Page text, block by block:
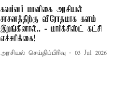
கவர்னர் மாளிகை அரசியல்
சாசனத்திற்கு விரோதமாக களம்
இறங்கினால்.. - மார்க்சிஸ்ட் கட்சி
எச்சரிக்கை!
அரசியல் செய்திப்பிரிவு 03 Jul 2026